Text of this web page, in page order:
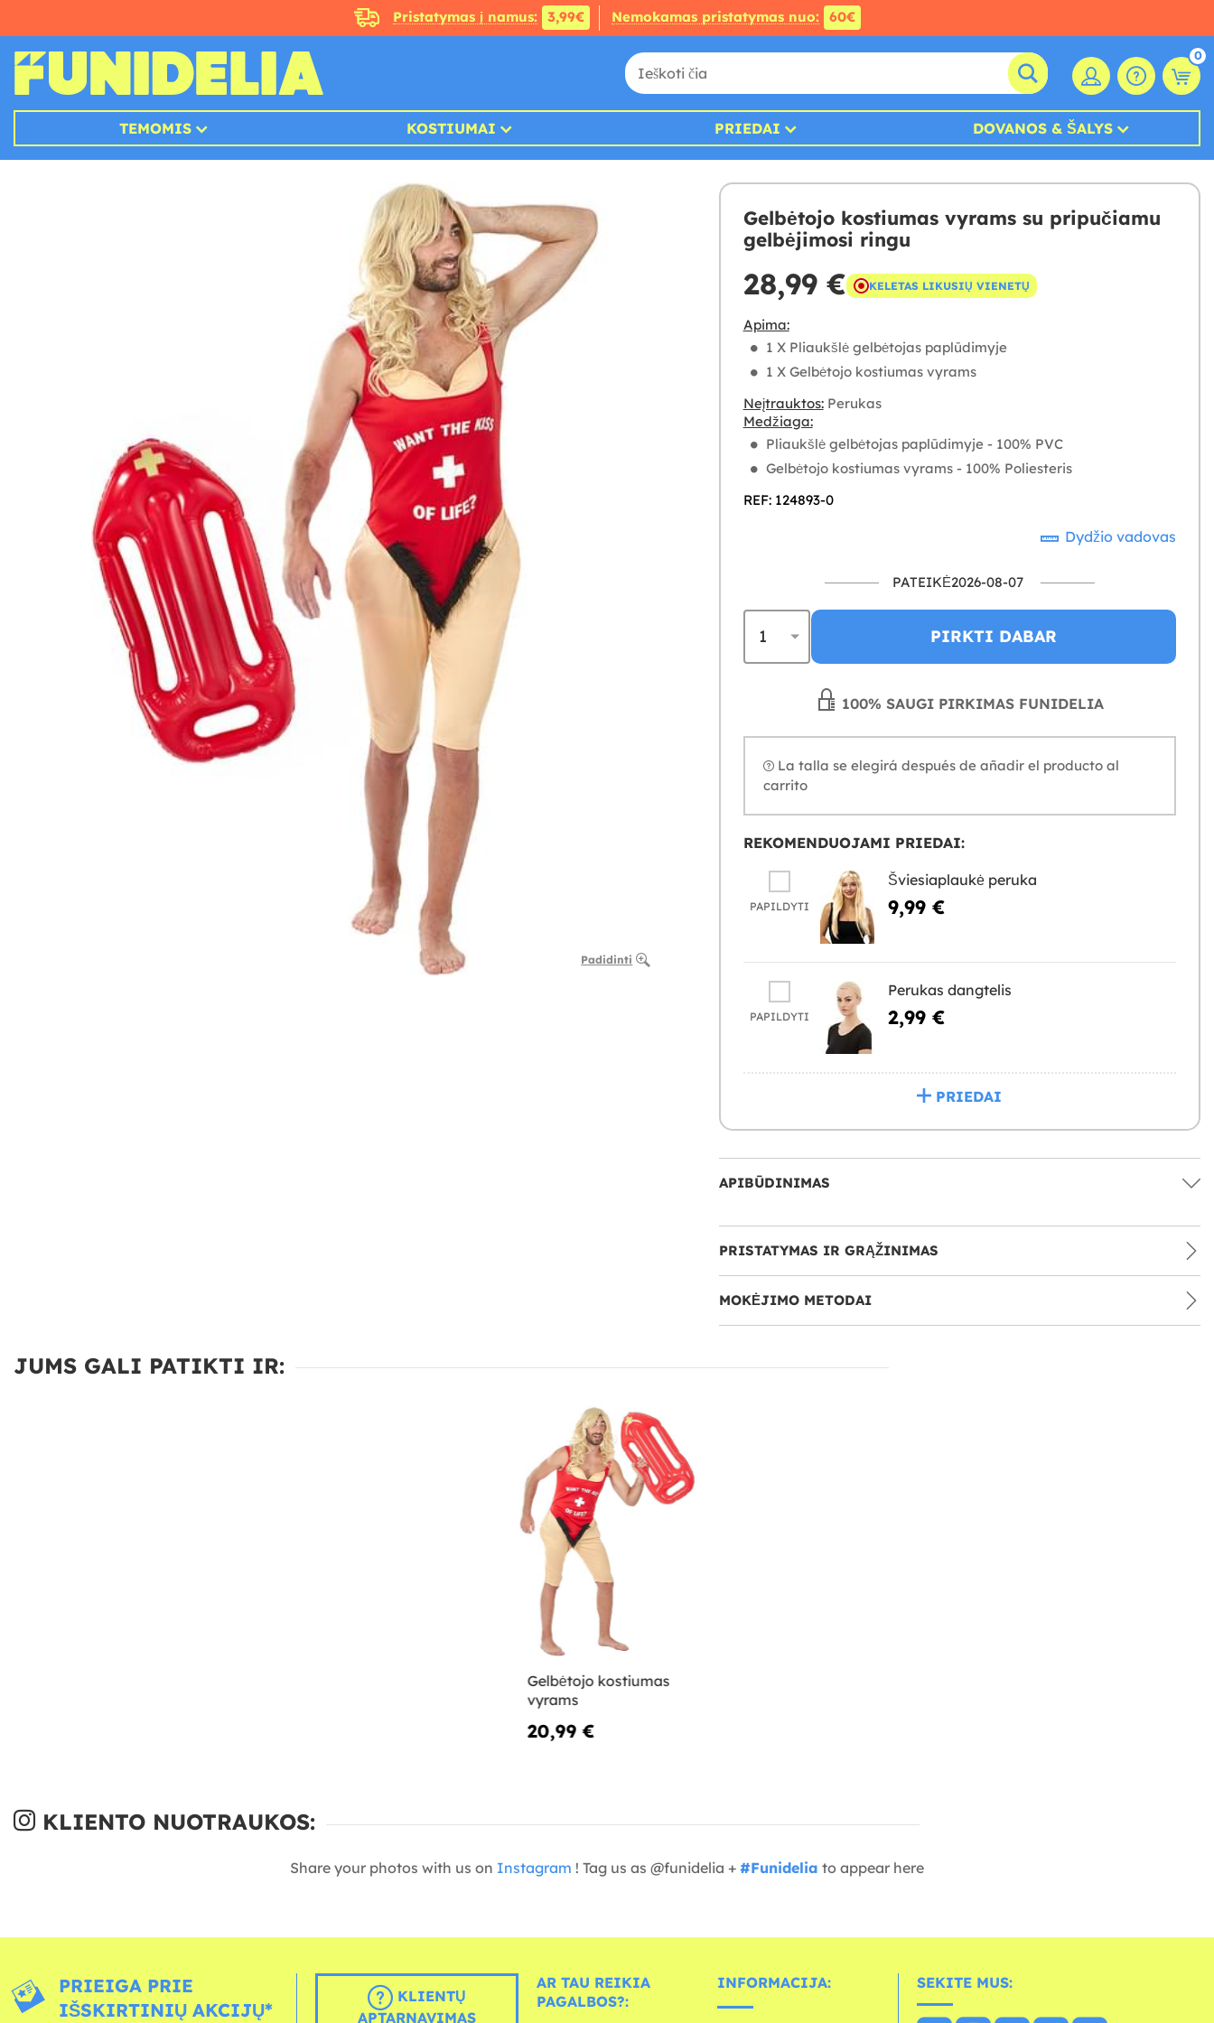
Pristatymas į namus: 3,99€ Nemokamas pristatymas nuo: 60€
0
TEMOMIS KOSTIUMAI PRIEDAI DOVANOS & ŠALYS
Padidinti
Gelbėtojo kostiumas vyrams su pripučiamu
gelbėjimosi ringu
28,99 € KELETAS LIKUSIŲ VIENETŲ
Apima:
1 X Pliaukšlė gelbėtojas paplūdimyje
1 X Gelbėtojo kostiumas vyrams
Neįtrauktos:Perukas
Medžiaga:
Pliaukšlė gelbėtojas paplūdimyje - 100% PVC
Gelbėtojo kostiumas vyrams - 100% Poliesteris
REF: 124893-0
Dydžio vadovas
PATEIKĖ2026-08-07
PIRKTI DABAR
100% SAUGI PIRKIMAS FUNIDELIA
La talla se elegirá después de añadir el producto al
carrito
REKOMENDUOJAMI PRIEDAI:
PAPILDYTI
Šviesiaplaukė peruka
9,99 €
PAPILDYTI
Perukas dangtelis
2,99 €
PRIEDAI
APIBŪDINIMAS
PRISTATYMAS IR GRĄŽINIMAS
MOKĖJIMO METODAI
JUMS GALI PATIKTI IR:
Gelbėtojo kostiumas
vyrams
20,99 €
KLIENTO NUOTRAUKOS:
Share your photos with us on Instagram ! Tag us as @funidelia + #Funidelia to appear here
PRIEIGA PRIE
IŠSKIRTINIŲ AKCIJŲ*
KLIENTŲ
APTARNAVIMAS
AR TAU REIKIA
PAGALBOS?:
INFORMACIJA: SEKITE MUS: